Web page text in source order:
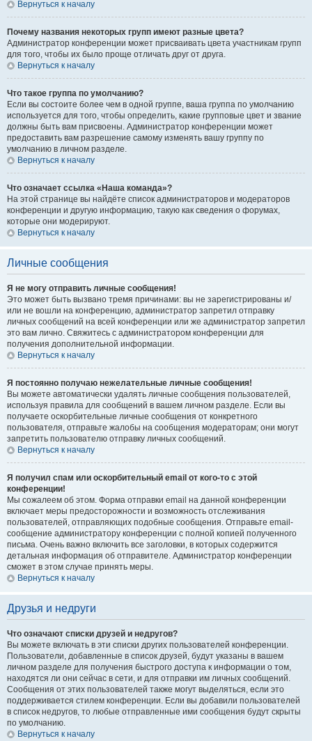
Вернуться к началу
Почему названия некоторых групп имеют разные цвета?
Администратор конференции может присваивать цвета участникам групп
для того, чтобы их было проще отличать друг от друга.
Вернуться к началу
Что такое группа по умолчанию?
Если вы состоите более чем в одной группе, ваша группа по умолчанию
используется для того, чтобы определить, какие групповые цвет и звание
должны быть вам присвоены. Администратор конференции может
предоставить вам разрешение самому изменять вашу группу по
умолчанию в личном разделе.
Вернуться к началу
Что означает ссылка «Наша команда»?
На этой странице вы найдёте список администраторов и модераторов
конференции и другую информацию, такую как сведения о форумах,
которые они модерируют.
Вернуться к началу
Личные сообщения
Я не могу отправить личные сообщения!
Это может быть вызвано тремя причинами: вы не зарегистрированы и/
или не вошли на конференцию, администратор запретил отправку
личных сообщений на всей конференции или же администратор запретил
это вам лично. Свяжитесь с администратором конференции для
получения дополнительной информации.
Вернуться к началу
Я постоянно получаю нежелательные личные сообщения!
Вы можете автоматически удалять личные сообщения пользователей,
используя правила для сообщений в вашем личном разделе. Если вы
получаете оскорбительные личные сообщения от конкретного
пользователя, отправьте жалобы на сообщения модераторам; они могут
запретить пользователю отправку личных сообщений.
Вернуться к началу
Я получил спам или оскорбительный email от кого-то с этой
конференции!
Мы сожалеем об этом. Форма отправки email на данной конференции
включает меры предосторожности и возможность отслеживания
пользователей, отправляющих подобные сообщения. Отправьте email-
сообщение администратору конференции с полной копией полученного
письма. Очень важно включить все заголовки, в которых содержится
детальная информация об отправителе. Администратор конференции
сможет в этом случае принять меры.
Вернуться к началу
Друзья и недруги
Что означают списки друзей и недругов?
Вы можете включать в эти списки других пользователей конференции.
Пользователи, добавленные в список друзей, будут указаны в вашем
личном разделе для получения быстрого доступа к информации о том,
находятся ли они сейчас в сети, и для отправки им личных сообщений.
Сообщения от этих пользователей также могут выделяться, если это
поддерживается стилем конференции. Если вы добавили пользователей
в список недругов, то любые отправленные ими сообщения будут скрыты
по умолчанию.
Вернуться к началу